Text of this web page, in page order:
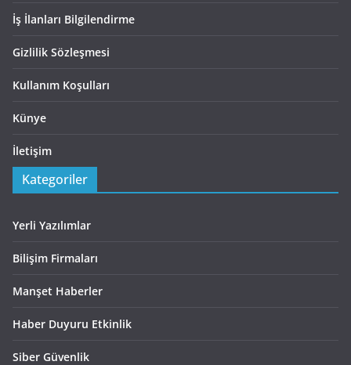
İş İlanları Bilgilendirme
Gizlilik Sözleşmesi
Kullanım Koşulları
Künye
İletişim
Kategoriler
Yerli Yazılımlar
Bilişim Firmaları
Manşet Haberler
Haber Duyuru Etkinlik
Siber Güvenlik